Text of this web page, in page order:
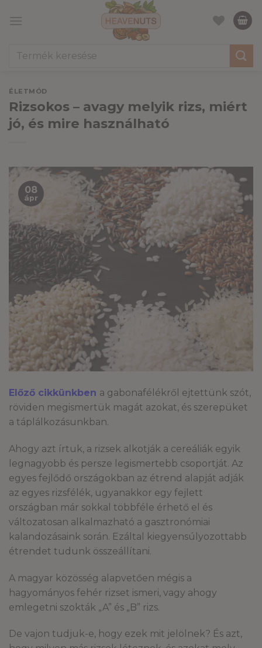
Keresés
ÉLETMÓD
Rizsokos – avagy melyik rizs, miért
jó, és mire használható
08
ápr
Előző cikkünkben a gabonafélékről ejtettünk szót,
röviden megismertük magát azokat, és szerepüket
a táplálkozásunkban.
Ahogy azt írtuk, a rizsek alkotják a cereáliák egyik
legnagyobb és persze legismertebb csoportját. Az
egyes fejlődő országokban az étrend alapját adják
az egyes rizsfélék, ugyanakkor egy fejlett
országban már sokkal többféle érhető el és
változatosan alkalmazható a gasztronómiai
kalandozásaink során. Ezáltal kiegyensúlyozottabb
étrendet tudunk összeállítani.
A magyar közösség alapvetően mégis a
hagyományos fehér rizset ismeri, vagy ahogy
emlegetni szokták „A” és „B” rizs.
De vajon tudjuk-e, hogy ezek mit jelölnek? És azt,